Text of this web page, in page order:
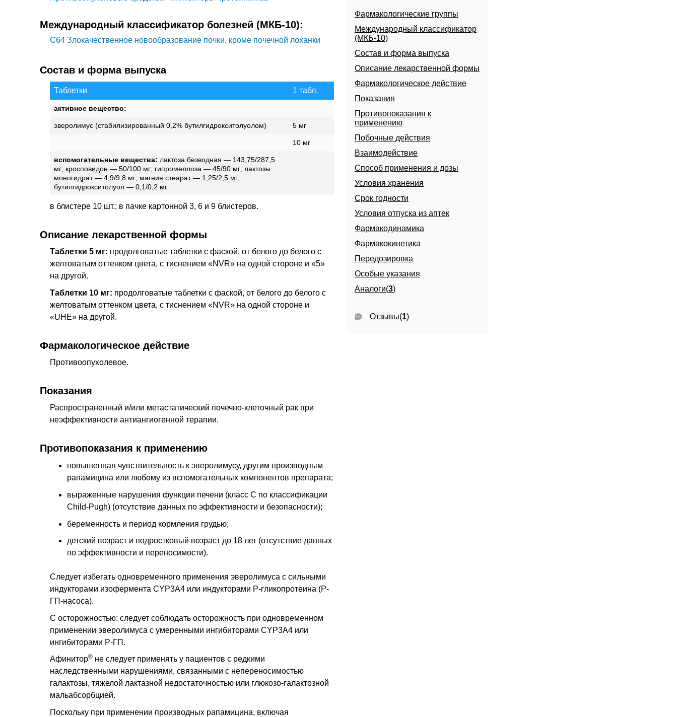
Международный классификатор болезней (МКБ-10):
C64 Злокачественное новообразование почки, кроме почечной лоханки
Состав и форма выпуска
Таблетки 1 табл.
активное вещество:
эверолимус (стабилизированный 0,2% бутилгидрокситолуолом) 5 мг
10 мг
вспомогательные вещества: лактоза безводная — 143,75/287,5
мг; кросповидон — 50/100 мг; гипромеллоза — 45/90 мг; лактозы
моногидрат — 4,9/9,8 мг; магния стеарат — 1,25/2,5 мг;
бутилгидрокситолуол — 0,1/0,2 мг
в блистере 10 шт.; в пачке картонной 3, 6 и 9 блистеров.
Описание лекарственной формы
Таблетки 5 мг: продолговатые таблетки с фаской, от белого до белого с
желтоватым оттенком цвета, с тиснением «NVR» на одной стороне и «5»
на другой.
Таблетки 10 мг: продолговатые таблетки с фаской, от белого до белого с
желтоватым оттенком цвета, с тиснением «NVR» на одной стороне и
«UHE» на другой.
Фармакологическое действие
Противоопухолевое.
Показания
Распространенный и/или метастатический почечно-клеточный рак при
неэффективности антиангиогенной терапии.
Противопоказания к применению
повышенная чувствительность к эверолимусу, другим производным
рапамицина или любому из вспомогательных компонентов препарата;
выраженные нарушения функции печени (класс С по классификации
Child-Pugh) (отсутствие данных по эффективности и безопасности);
беременность и период кормления грудью;
детский возраст и подростковый возраст до 18 лет (отсутствие данных
по эффективности и переносимости).
Следует избегать одновременного применения эверолимуса с сильными
индукторами изофермента CYP3A4 или индукторами P-гликопротеина (Р-
ГП-насоса).
С осторожностью: следует соблюдать осторожность при одновременном
применении эверолимуса с умеренными ингибиторами CYP3A4 или
ингибиторами Р-ГП.
Афинитор® не следует применять у пациентов с редкими
наследственными нарушениями, связанными с непереносимостью
галактозы, тяжелой лактазной недостаточностью или глюкозо-галактозной
мальабсорбцией.
Поскольку при применении производных рапамицина, включая
Фармакологические группы
Международный классификатор
(МКБ-10)
Состав и форма выпуска
Описание лекарственной формы
Фармакологическое действие
Показания
Противопоказания к
применению
Побочные действия
Взаимодействие
Способ применения и дозы
Условия хранения
Срок годности
Условия отпуска из аптек
Фармакодинамика
Фармакокинетика
Передозировка
Особые указания
Аналоги(3)
Отзывы(1)